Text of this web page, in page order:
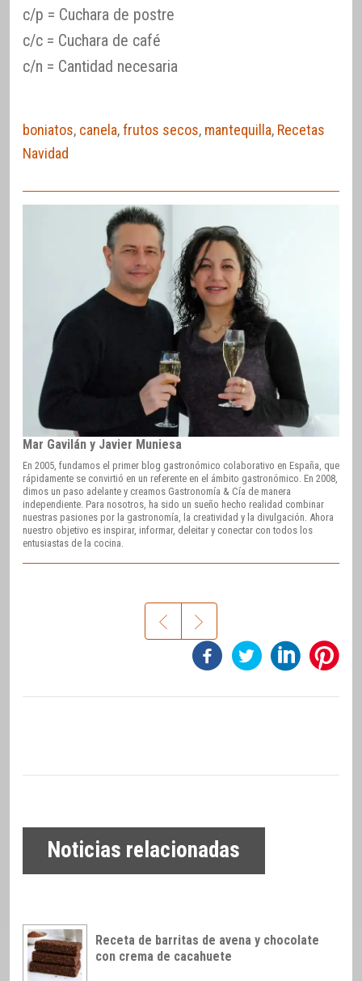
c/p = Cuchara de postre
c/c = Cuchara de café
c/n = Cantidad necesaria
boniatos, canela,frutos secos, mantequilla, Recetas
Navidad
Mar Gavilán y Javier Muniesa
En 2005, fundamos el primer blog gastronómico colaborativo en España, que
rápidamente se convirtió en un referente en el ámbito gastronómico. En 2008,
dimos un paso adelante y creamos Gastronomía & Cía de manera
independiente. Para nosotros, ha sido un sueño hecho realidad combinar
nuestras pasiones por la gastronomía, la creatividad y la divulgación. Ahora
nuestro objetivo es inspirar, informar, deleitar y conectar con todos los
entusiastas de la cocina.
Noticias relacionadas
Receta de barritas de avena y chocolate
con crema de cacahuete